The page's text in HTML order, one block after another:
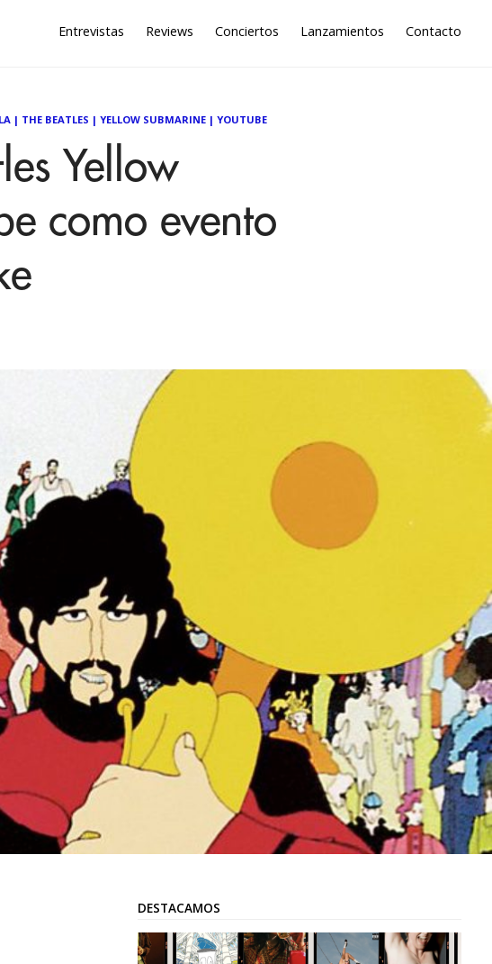
Entrevistas Reviews Conciertos Lanzamientos Contacto
| THE BEATLES | YELLOW SUBMARINE | YOUTUBE
Yellow
como evento
DESTACAMOS